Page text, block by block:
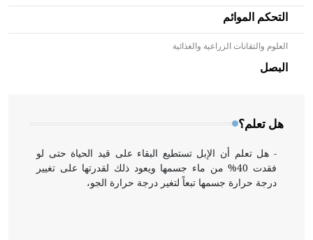
التحكم الموائم
العلوم والتقانات الزراعية والغذائية
البصل
هل تعلم؟
- هل تعلم أن الأبلق نوع من الفنون الهندسية التي ارتبطت
بالعمارة الإسلامية في بلاد الشام ومصر خاصة، حيث يحرص
المعمار على بناء مداميكه وخاصة في الواجهات
- هل تعلم أن الإبل تستطيع البقاء على قيد الحياة حتى لو
فقدت 40% من ماء جسمها ويعود ذلك لقدرتها على تغيير
درجة حرارة جسمها تبعاً لتغير درجة حرارة الجو،